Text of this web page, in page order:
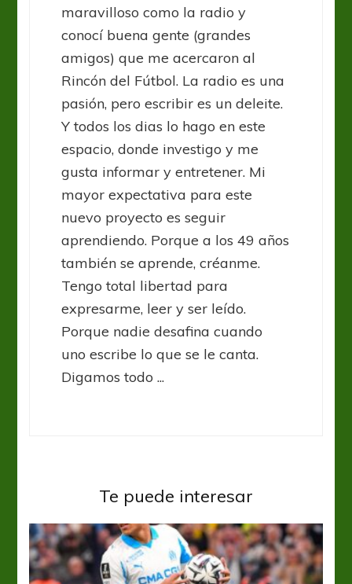
maravilloso como la radio y
conocí buena gente (grandes
amigos) que me acercaron al
Rincón del Fútbol. La radio es una
pasión, pero escribir es un deleite.
Y todos los dias lo hago en este
espacio, donde investigo y me
gusta informar y entretener. Mi
mayor expectativa para este
nuevo proyecto es seguir
aprendiendo. Porque a los 49 años
también se aprende, créanme.
Tengo total libertad para
expresarme, leer y ser leído.
Porque nadie desafina cuando
uno escribe lo que se le canta.
Digamos todo ...
Te puede interesar